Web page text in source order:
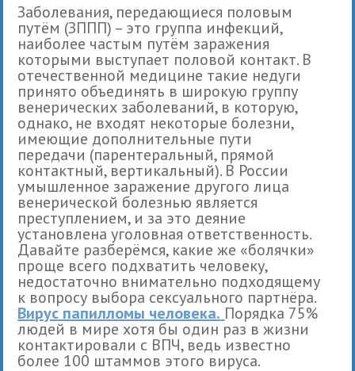
Заболевания, передающиеся половым
путём (ЗППП) – это группа инфекций,
наиболее частым путём заражения
которыми выступает половой контакт. В
отечественной медицине такие недуги
принято объединять в широкую группу
венерических заболеваний, в которую,
однако, не входят некоторые болезни,
имеющие дополнительные пути
передачи (парентеральный, прямой
контактный, вертикальный). В России
умышленное заражение другого лица
венерической болезнью является
преступлением, и за это деяние
установлена уголовная ответственность.
Давайте разберёмся, какие же «болячки»
проще всего подхватить человеку,
недостаточно внимательно подходящему
к вопросу выбора сексуального партнёра.
Вирус папилломы человека. Порядка 75%
людей в мире хотя бы один раз в жизни
контактировали с ВПЧ, ведь известно
более 100 штаммов этого вируса.